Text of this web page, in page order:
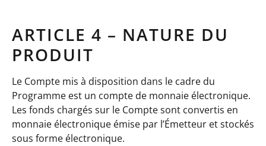
ARTICLE 4 – NATURE DU
PRODUIT
Le Compte mis à disposition dans le cadre du
Programme est un compte de monnaie électronique.
Les fonds chargés sur le Compte sont convertis en
monnaie électronique émise par l’Émetteur et stockés
sous forme électronique.